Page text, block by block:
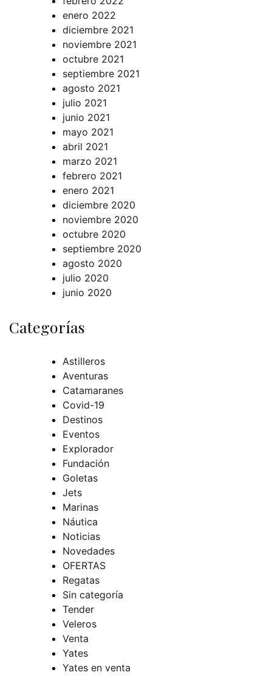
enero 2022
diciembre 2021
noviembre 2021
octubre 2021
septiembre 2021
agosto 2021
julio 2021
junio 2021
mayo 2021
abril 2021
marzo 2021
febrero 2021
enero 2021
diciembre 2020
noviembre 2020
octubre 2020
septiembre 2020
agosto 2020
julio 2020
junio 2020
Categorías
Astilleros
Aventuras
Catamaranes
Covid-19
Destinos
Eventos
Explorador
Fundación
Goletas
Jets
Marinas
Náutica
Noticias
Novedades
OFERTAS
Regatas
Sin categoría
Tender
Veleros
Venta
Yates
Yates en venta